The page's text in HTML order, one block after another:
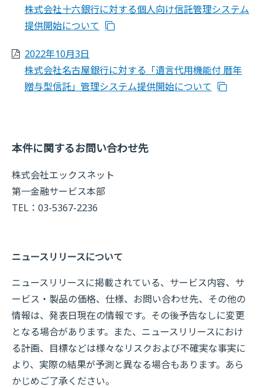
株式会社十六銀行に対する個人向け信託管理システム
提供開始について
2022年10月3日
株式会社名古屋銀行に対する「遺言代用機能付 暦年
贈与型信託」管理システム提供開始について
本件に関するお問い合わせ先
株式会社エックスネット
第一金融サービス本部
TEL：03-5367-2236
ニュースリリースについて
ニュースリリースに掲載されている、サービス内容、サ
ービス・製品の価格、仕様、お問い合わせ先、その他の
情報は、発表日現在の情報です。その後予告なしに変更
となる場合があります。また、ニュースリリースにおけ
る計画、目標などは様々なリスクおよび不確実な事実に
より、実際の結果が予測と異なる場合もあります。あら
かじめご了承ください。